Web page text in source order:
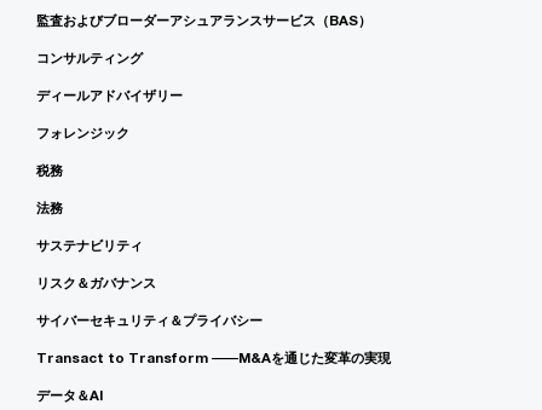
監査およびブローダーアシュアランスサービス（BAS）
コンサルティング
ディールアドバイザリー
フォレンジック
税務
法務
サステナビリティ
リスク＆ガバナンス
サイバーセキュリティ＆プライバシー
Transact to Transform ――M&Aを通じた変革の実現
データ＆AI